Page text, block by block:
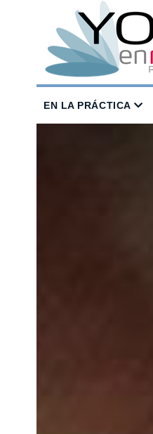
EN LA PRÁCTICA